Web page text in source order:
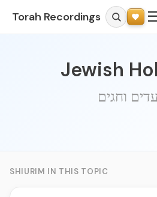
Torah Recordings
Jewish
וחגים
SHIURIM IN THIS TOPIC